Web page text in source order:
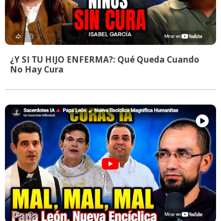
¿Y SI TU HIJO ENFERMA?: Qué Queda Cuando
No Hay Cura